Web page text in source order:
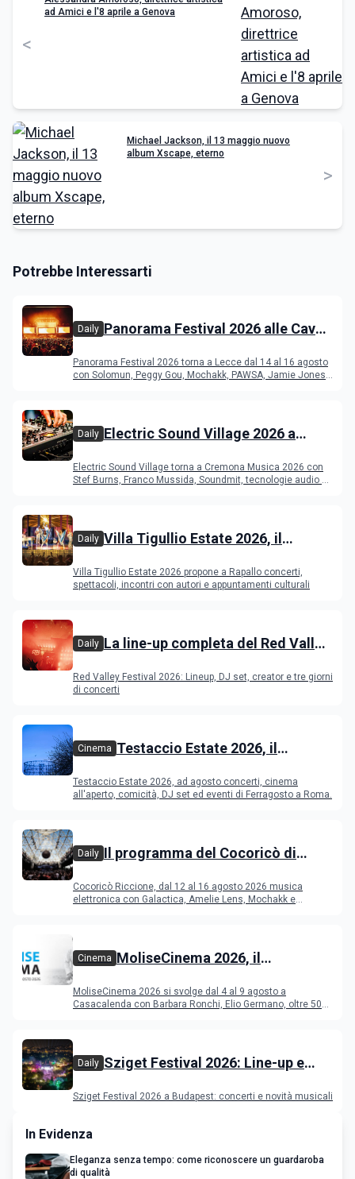
<
ad Amici e l'8 aprile a Genova
Michael Jackson, il 13 maggio nuovo
album Xscape, eterno
>
Potrebbe Interessarti
Daily Panorama Festival 2026 alle Cave
programma
Panorama Festival 2026 torna a Lecce dal 14 al 16 agosto
con Solomun, Peggy Gou, Mochakk, PAWSA, Jamie Jones
Daily Electric Sound Village 2026 a
Young Band Contest, il programma
Electric Sound Village torna a Cremona Musica 2026 con
Stef Burns, Franco Mussida, Soundmit, tecnologie audio e
Daily Villa Tigullio Estate 2026, il
Villa Tigullio Estate 2026 propone a Rapallo concerti,
spettacoli, incontri con autori e appuntamenti culturali
Daily La line-up completa del Red Valley
Red Valley Festival 2026: Lineup, DJ set, creator e tre giorni
di concerti
Cinema Testaccio Estate 2026, il
Ferragosto
Testaccio Estate 2026, ad agosto concerti, cinema
all'aperto, comicità, DJ set ed eventi di Ferragosto a Roma.
Daily Il programma del Cocoricò di
Cocoricò Riccione, dal 12 al 16 agosto 2026 musica
elettronica con Galactica, Amelie Lens, Mochakk e
Cinema MoliseCinema 2026, il
MoliseCinema 2026 si svolge dal 4 al 9 agosto a
Casacalenda con Barbara Ronchi, Elio Germano, oltre 50
Daily Sziget Festival 2026: Line-up e
Sziget Festival 2026 a Budapest: concerti e novità musicali
In Evidenza
Eleganza senza tempo: come riconoscere un guardaroba
di qualità